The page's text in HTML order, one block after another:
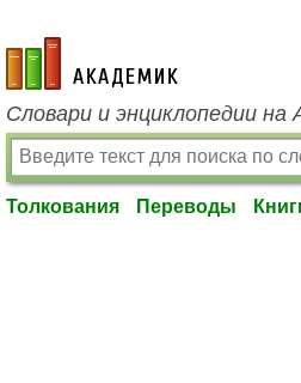
academic.ru
Словари и энциклопедии на
Толкования Переводы